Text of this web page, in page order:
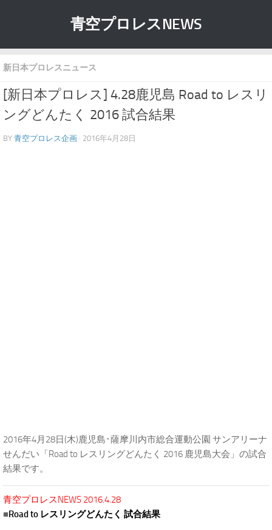
青空プロレスNEWS
新日本プロレスニュース
[新日本プロレス] 4.28鹿児島 Road to レスリ
ングどんたく 2016 試合結果
BY 青空プロレス企画 · 2016年4月28日
2016年4月28日(木)鹿児島･薩摩川内市総合運動公園 サンアリーナ
せんだい「Road to レスリングどんたく 2016 鹿児島大会」の試合
結果です。
青空プロレスNEWS 2016.4.28
■Road to レスリングどんたく 試合結果